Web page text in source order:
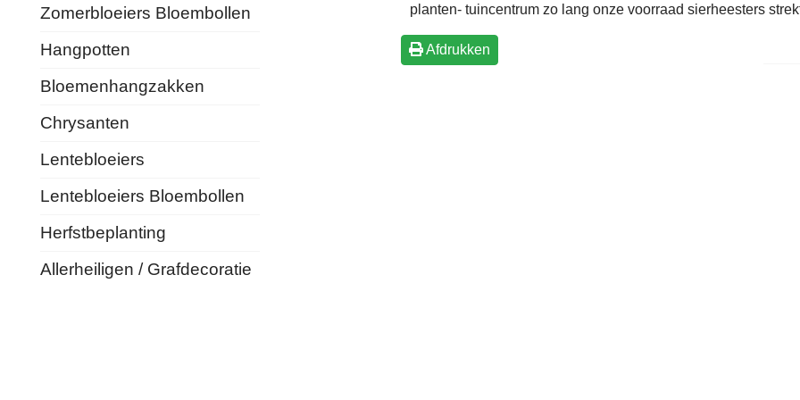
Zomerbloeiers Bloembollen
Hangpotten
Bloemenhangzakken
Chrysanten
Lentebloeiers
Lentebloeiers Bloembollen
Herfstbeplanting
Allerheiligen / Grafdecoratie
planten- tuincentrum zo lang onze voorraad sierheesters
Afdrukken